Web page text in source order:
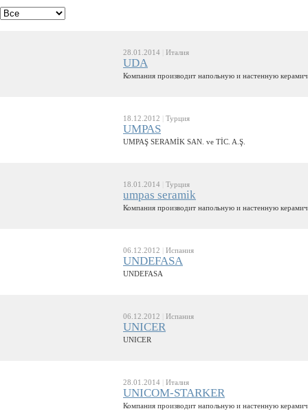
28.01.2014 Италия
UDA
Компания производит напольную и настенную
18.12.2012 Турция
UMPAS
UMPAŞ SERAMİK SAN. ve TİC. A.Ş.
18.01.2014 Турция
umpas seramik
Компания производит напольную и настенную
06.12.2012 Испания
UNDEFASA
UNDEFASA
06.12.2012 Испания
UNICER
UNICER
28.01.2014 Италия
UNICOM-STARKER
Компания производит напольную и настенную